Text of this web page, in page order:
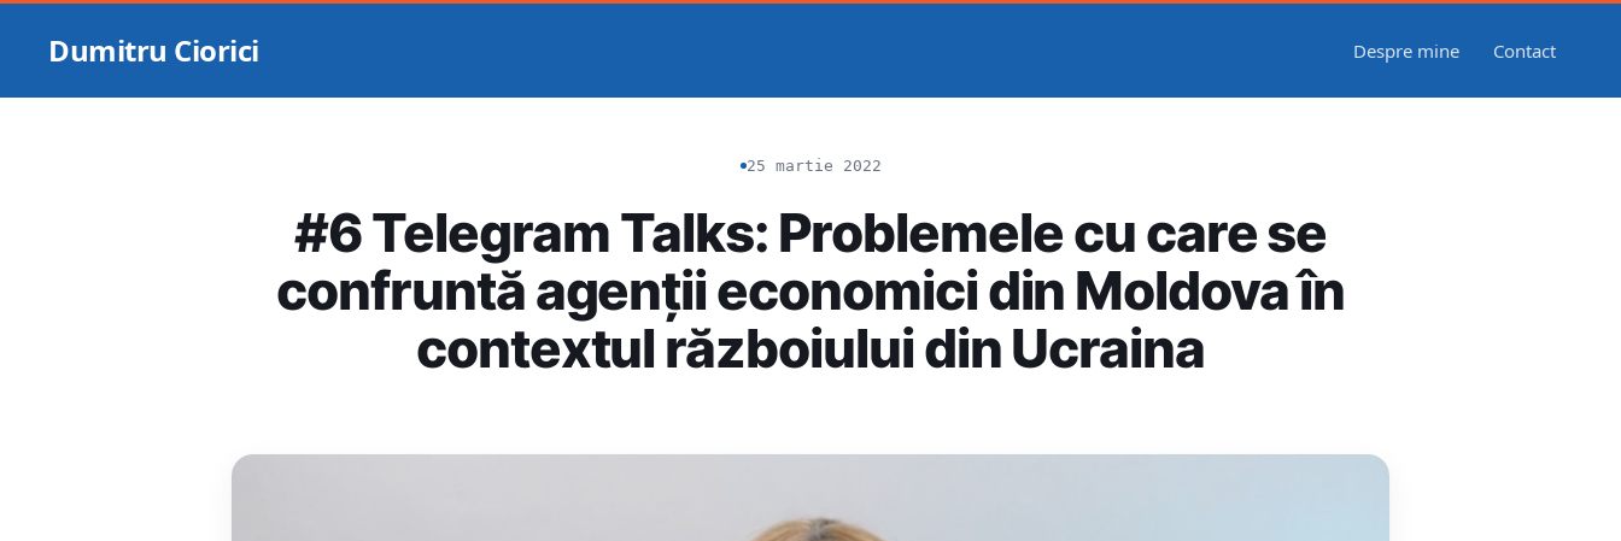
Dumitru Ciorici Despre mine Contact
25 martie 2022
#6 Telegram Talks: Problemele cu care se
confruntă agenții economici din Moldova în
contextul războiului din Ucraina